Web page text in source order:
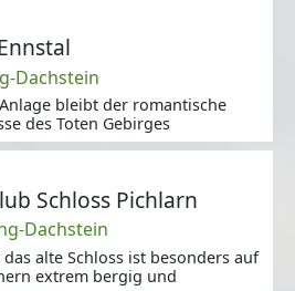
Dachstein
bleibt der romantische
des Toten Gebirges
Schloss Pichlarn
Dachstein
alte Schloss ist besonders auf
extrem bergig und